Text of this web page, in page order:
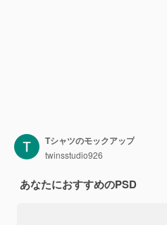
Tシャツのモックアップ
twinsstudio926
あなたにおすすめのPSD